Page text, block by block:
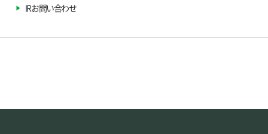
IRお問い合わせ